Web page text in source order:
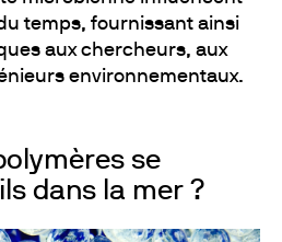
temps, fournissant ainsi
aux chercheurs, aux
environnementaux.
se
dans la mer ?